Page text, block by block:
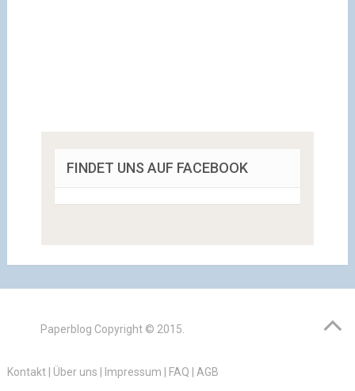
FINDET UNS AUF FACEBOOK
Paperblog Copyright © 2015.
Kontakt| Über uns Impressum FAQ AGB